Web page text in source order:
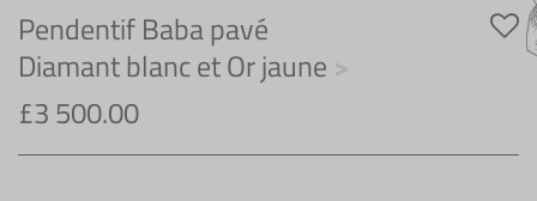
Pendentif Baba pavé
Diamant blanc et Or jaune
£3 500.00
Le
Le